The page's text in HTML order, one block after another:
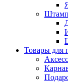
Товары для